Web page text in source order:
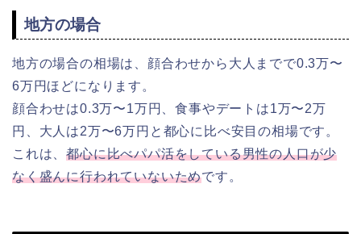
地方の場合
地方の場合の相場は、顔合わせから大人までで0.3万〜
6万円ほどになります。
顔合わせは0.3万〜1万円、食事やデートは1万〜2万
円、大人は2万〜6万円と都心に比べ安目の相場です。
これは、都心に比べパパ活をしている男性の人口が少
なく盛んに行われていないためです。